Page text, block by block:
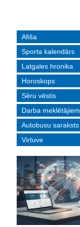
Afiša
Sporta kalendārs
Latgales hronika
Horoskops
Sēru vēstis
Darba meklētājiem
Autobusu saraksts
Virtuve